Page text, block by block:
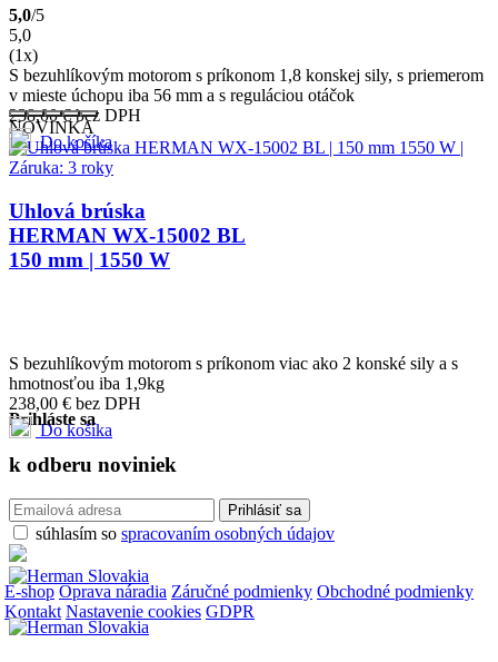
5,0/5
5,0
(1x)
S bezuhlíkovým motorom s príkonom 1,8 konskej sily, s priemerom
v mieste úchopu iba 56 mm a s reguláciou otáčok
238,00€bez DPH
Do košíka
NOVINKA
Uhlová brúska
HERMAN WX-15002 BL
150 mm | 1550 W
S bezuhlíkovým motorom s príkonom viac ako 2 konské sily a s
hmotnosťou iba 1,9kg
238,00 € bez DPH
Do košíka
Prihláste sa
k odberu noviniek
súhlasím so spracovaním osobných údajov
E-shop Oprava náradia Záručné podmienky Obchodné podmienky
Kontakt Nastavenie cookies GDPR